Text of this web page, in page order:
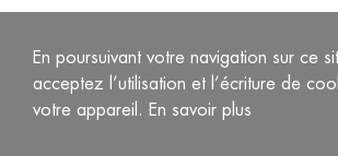
En poursuivant votre navigation sur ce
acceptez l’utilisation et l’écriture de
votre appareil. En savoir plus